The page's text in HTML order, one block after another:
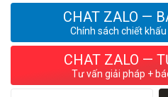
CHAT ZALO —
Chính sách chiết
CHAT ZALO —
Tư vấn giải pháp +